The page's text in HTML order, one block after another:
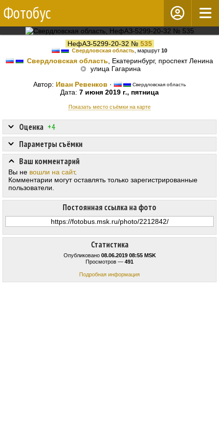
Фотобус
НефАЗ-5299-20-32 № 535
Свердловская область , маршрут 10
Свердловская область , Екатеринбург, проспект Ленина
улица Гагарина
Автор: Иван Ревенков · Свердловская область
Дата: 7 июня 2019 г., пятница
Показать место съёмки на карте
Статистика
Опубликовано 08.06.2019 08:55 MSK
Просмотров — 491
Подробная информация
Оценка +4
Постоянная ссылка на фото
Параметры съёмки
Ваш комментарий
Вы не вошли на сайт.
Комментарии могут оставлять только зарегистрированные
пользователи.